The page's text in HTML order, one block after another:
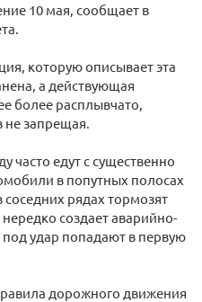
10 мая, сообщает в
которую описывает эта
а действующая
более расплывчато,
запрещая.
едут с существенно
в попутных полосах
рядах тормозят
создает аварийно-
удар попадают в первую
дорожного движения